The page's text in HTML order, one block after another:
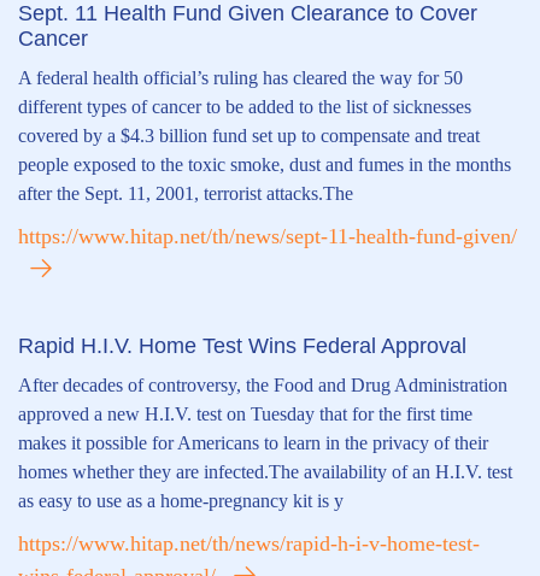
Sept. 11 Health Fund Given Clearance to Cover
Cancer
A federal health official’s ruling has cleared the way for 50
different types of cancer to be added to the list of sicknesses
covered by a $4.3 billion fund set up to compensate and treat
people exposed to the toxic smoke, dust and fumes in the months
after the Sept. 11, 2001, terrorist attacks.The
https://www.hitap.net/th/news/sept-11-health-fund-given/
Rapid H.I.V. Home Test Wins Federal Approval
After decades of controversy, the Food and Drug Administration
approved a new H.I.V. test on Tuesday that for the first time
makes it possible for Americans to learn in the privacy of their
homes whether they are infected.The availability of an H.I.V. test
as easy to use as a home-pregnancy kit is y
https://www.hitap.net/th/news/rapid-h-i-v-home-test-